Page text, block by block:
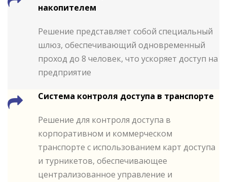
накопителем
Решение представляет собой специальный
шлюз, обеспечивающий одновременный
проход до 8 человек, что ускоряет доступ на
предприятие
Система контроля доступа в транспорте
Решение для контроля доступа в
корпоративном и коммерческом
транспорте с использованием карт доступа
и турникетов, обеспечивающее
централизованное управление и